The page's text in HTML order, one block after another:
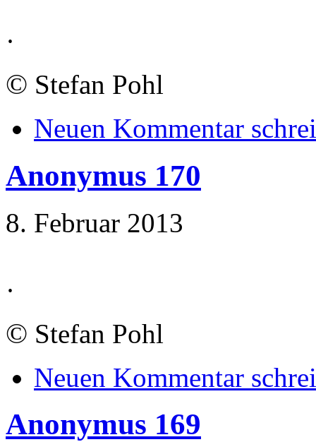
·
© Stefan Pohl
Neuen Kommentar
Anonymus 170
8. Februar 2013
·
© Stefan Pohl
Neuen Kommentar
Anonymus 169